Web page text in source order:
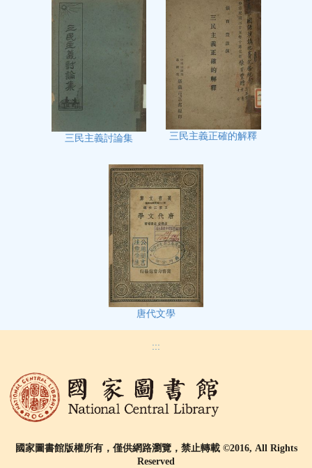
三民主義討論集 三民主義正確的解釋
唐代文學
:::
國家圖書館版權所有，僅供網路瀏覽，禁止轉載 ©2016, All Rights
Reserved